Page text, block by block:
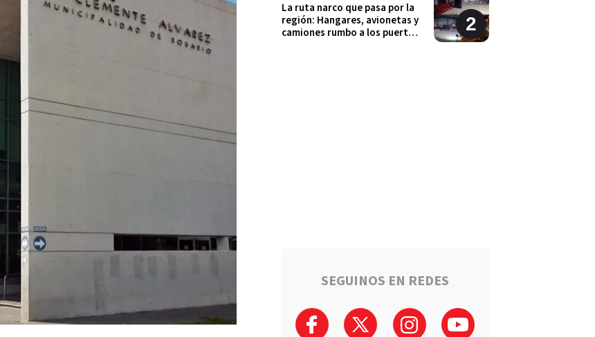
La ruta narco que pasa por la
región: Hangares, avionetas y
camiones rumbo a los puertos
en Luis PalaciosSEGUINOS EN REDES